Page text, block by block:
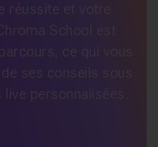
et votre
School est
ce qui vous
ses conseils sous
personnalisées.